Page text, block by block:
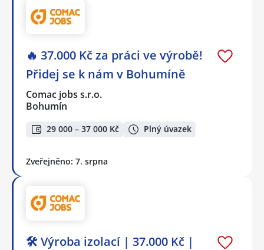
🔥 37.000 Kč za práci ve výrobě!
Přidej se k nám v Bohumíně
Comac jobs s.r.o.
Bohumín
29 000 – 37 000 Kč Plný úvazek
Zveřejněno: 7. srpna
🛠️ Výroba izolací | 37.000 Kč |